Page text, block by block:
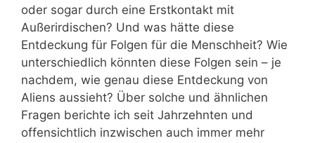
oder sogar durch eine Erstkontakt mit
Außerirdischen? Und was hätte diese
Entdeckung für Folgen für die Menschheit? Wie
unterschiedlich könnten diese Folgen sein – je
nachdem, wie genau diese Entdeckung von
Aliens aussieht? Über solche und ähnlichen
Fragen berichte ich seit Jahrzehnten und
offensichtlich inzwischen auch immer mehr